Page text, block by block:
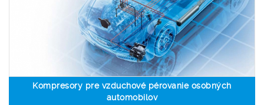
Kompresory pre vzduchové pérovanie osobných
automobilov